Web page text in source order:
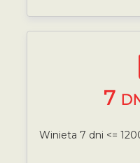
7
Winieta 7 dni <=